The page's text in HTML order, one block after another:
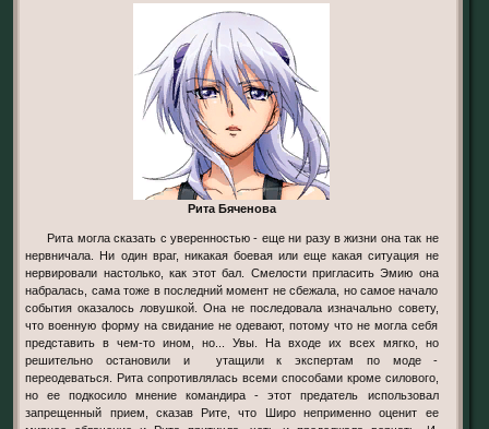
Рита Бяченова
Рита могла сказать с уверенностью - еще ни разу в жизни она так не
нервничала. Ни один враг, никакая боевая или еще какая ситуация не
нервировали настолько, как этот бал. Смелости пригласить Эмию она
набралась, сама тоже в последний момент не сбежала, но самое начало
события оказалось ловушкой. Она не последовала изначально совету,
что военную форму на свидание не одевают, потому что не могла себя
представить в чем-то ином, но... Увы. На входе их всех мягко, но
решительно остановили и утащили к экспертам по моде -
переодеваться. Рита сопротивлялась всеми способами кроме силового,
но ее подкосило мнение командира - этот предатель использовал
запрещенный прием, сказав Рите, что Широ неприменно оценит ее